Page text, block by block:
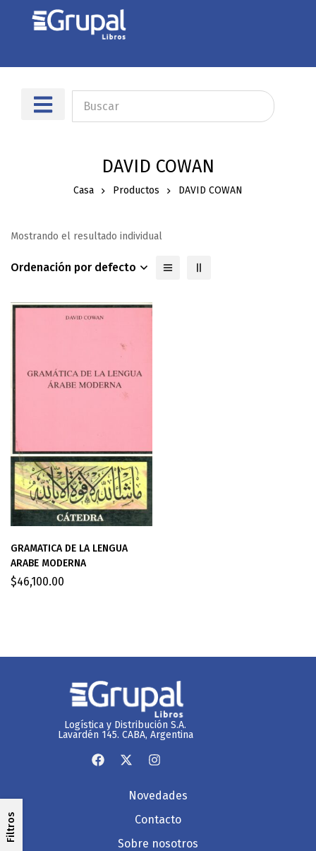
DAVID COWAN
Casa Productos DAVID COWAN
Filtros
Mostrando el resultado individual
Ordenación por defecto
GRAMATICA DE LA LENGUA
ARABE MODERNA
$46,100.00
Logística y Distribución S.A.
Lavardén 145. CABA, Argentina
Novedades
Contacto
Sobre nosotros